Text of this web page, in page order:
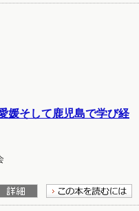
そして鹿児島で学び経